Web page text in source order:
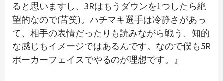
ると思いますし、3Rはもうダウンを1つしたら絶
望的なので(苦笑)。ハチマキ選手は冷静さがあっ
て、相手の表情だったりも読みながら戦う、知的
な感じもイメージではあるんです。なので僕も5R
ポーカーフェイスでやるのが理想です。』